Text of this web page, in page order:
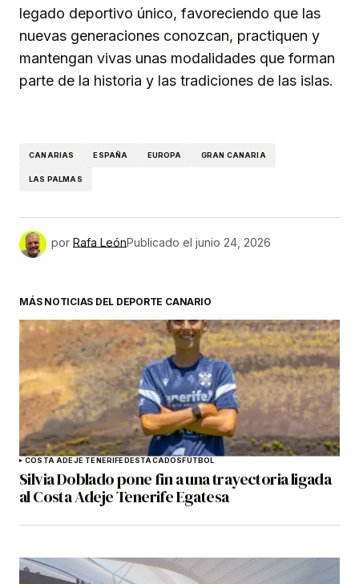
legado deportivo único, favoreciendo que las
nuevas generaciones conozcan, practiquen y
mantengan vivas unas modalidades que forman
parte de la historia y las tradiciones de las islas.
CANARIAS ESPAÑA EUROPA GRAN CANARIA
LAS PALMAS
por Rafa LeónPublicado el junio 24, 2026
MÁS NOTICIAS DEL DEPORTE CANARIO
COSTA ADEJE TENERIFEDESTACADOSFÚTBOL
Silvia Doblado pone fin a una trayectoria ligada
al Costa Adeje Tenerife Egatesa